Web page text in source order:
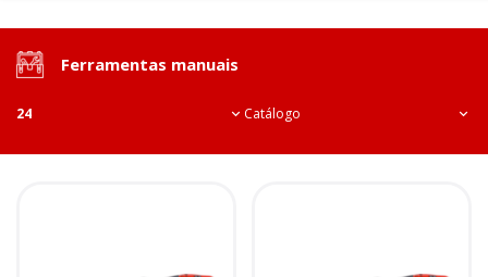
Ferramentas manuais
24 Catálogo